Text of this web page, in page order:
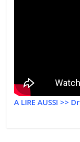
A LIRE AUSSI >>